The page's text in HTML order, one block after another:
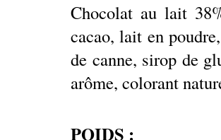
Chocolat au lait
cacao, lait en
de canne, sirop de
arôme, colorant
POIDS :